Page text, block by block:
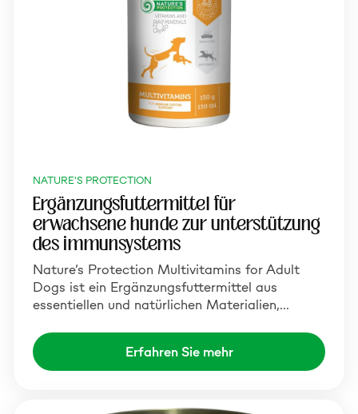
NATURE'S PROTECTION
Ergänzungsfuttermittel für
erwachsene hunde zur unterstützung
des immunsystems
Nature’s Protection Multivitamins for Adult
Dogs ist ein Ergänzungsfuttermittel aus
essentiellen und natürlichen Materialien,…
Erfahren Sie mehr